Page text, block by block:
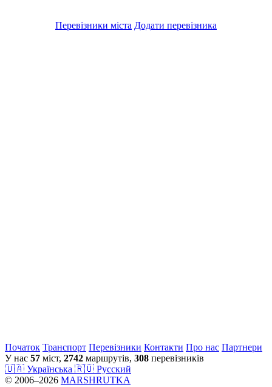
Перевізники міста Додати перевізника
Початок Транспорт Перевiзники Контакти Про нас Партнери
У нас 57 міст, 2742 маршрутів, 308 перевізників
🇺🇦 Українська 🇷🇺 Русский
© 2006–2026 MARSHRUTKA